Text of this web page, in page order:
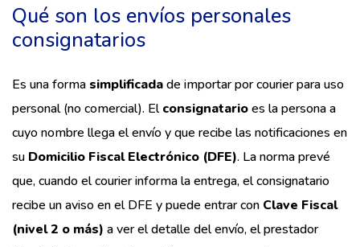
Qué son los envíos personales
consignatarios
Es una forma simplificadade importar por courier para uso
personal (no comercial). Elconsignatarioes la persona a
cuyo nombre llega el envío y que recibe las notificaciones en
su Domicilio Fiscal Electrónico (DFE). La norma prevé
que, cuando el courier informa la entrega, el consignatario
recibe un aviso en el DFE y puede entrar con Clave Fiscal
(nivel 2 o más) a ver el detalle del envío, el prestador